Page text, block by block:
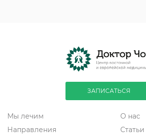
ЗАПИСАТЬСЯ
Мы лечим
Направления
О нас
Статьи